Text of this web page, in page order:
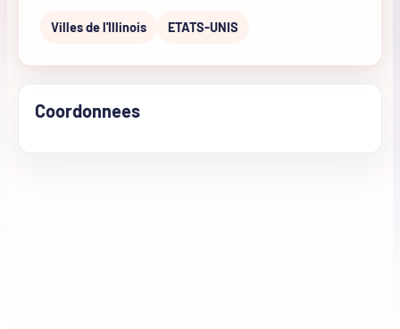
Villes de l'Illinois ETATS-UNIS
Coordonnees